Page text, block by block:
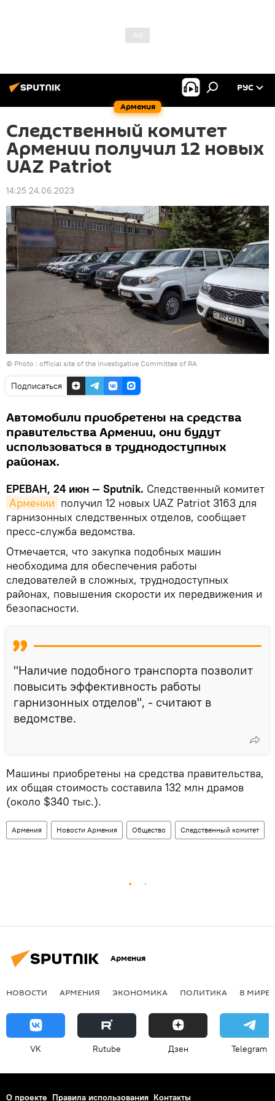
Армения
РУС
Следственный комитет
Армении получил 12 новых
UAZ Patriot
14:25 24.06.2023
© Photo : official site of the Investigative Committee of RA
Подписаться
Автомобили приобретены на средства
правительства Армении, они будут
использоваться в труднодоступных
районах.
ЕРЕВАН, 24 июн — Sputnik. Следственный комитет
Армении получил 12 новых UAZ Patriot 3163 для
гарнизонных следственных отделов, сообщает
пресс-служба ведомства.
Отмечается, что закупка подобных машин
необходима для обеспечения работы
следователей в сложных, труднодоступных
районах, повышения скорости их передвижения и
безопасности.
"Наличие подобного транспорта позволит
повысить эффективность работы
гарнизонных отделов", - считают в
ведомстве.
Машины приобретены на средства правительства,
их общая стоимость составила 132 млн драмов
(около $340 тыс.).
Армения Новости Армения Общество Следственный комитет
Армения
НОВОСТИ АРМЕНИЯ ЭКОНОМИКА ПОЛИТИКА В МИРЕ
VK Rutube Дзен Telegram
О проекте Правила использования Контакты